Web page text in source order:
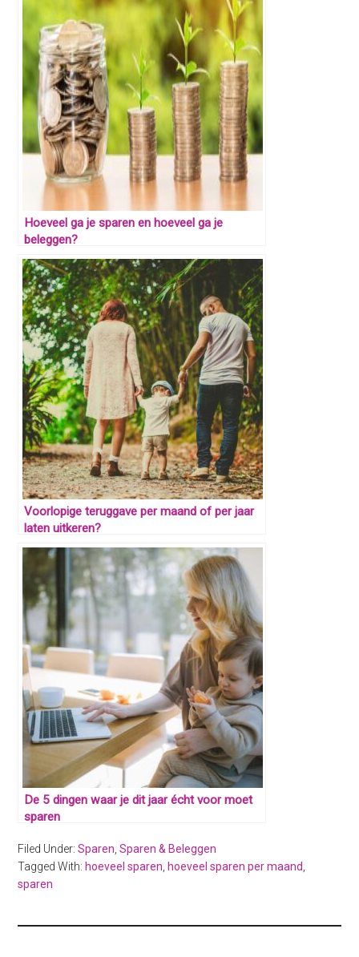
Hoeveel ga je sparen en hoeveel ga je
beleggen?
Voorlopige teruggave per maand of per jaar
laten uitkeren?
De 5 dingen waar je dit jaar écht voor moet
sparen
Filed Under:Sparen ,Sparen & Beleggen
Tagged With:hoeveel sparen ,hoeveel sparen per maand
sparen